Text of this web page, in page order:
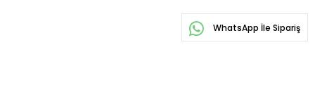
WhatsApp İle Sipariş